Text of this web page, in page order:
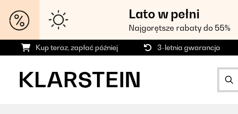
Lato w pełni
Najgorętsze rabaty do 55%
Kup teraz, zapłać później 3-letnia gwarancja